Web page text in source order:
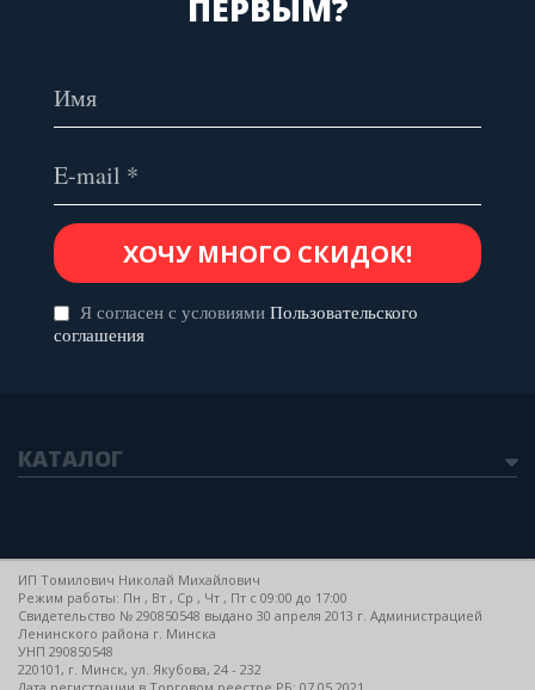
ПЕРВЫМ?
Я согласен с условиями Пользовательского
соглашения
КАТАЛОГ
ИП Томилович Николай Михайлович
Режим работы: Пн , Вт , Ср , Чт , Пт c 09:00 до 17:00
Свидетельство № 290850548 выдано 30 апреля 2013 г. Администрацией
Ленинского района г. Минска
УНП 290850548
220101, г. Минск, ул. Якубова, 24 - 232
Дата регистрации в Торговом реестре РБ: 07.05.2021